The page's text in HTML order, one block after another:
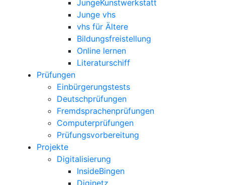
JungeKunstwerkstatt
Junge vhs
vhs für Ältere
Bildungsfreistellung
Online lernen
Literaturschiff
Prüfungen
Einbürgerungstests
Deutschprüfungen
Fremdsprachenprüfungen
Computerprüfungen
Prüfungsvorbereitung
Projekte
Digitalisierung
InsideBingen
Diginetz